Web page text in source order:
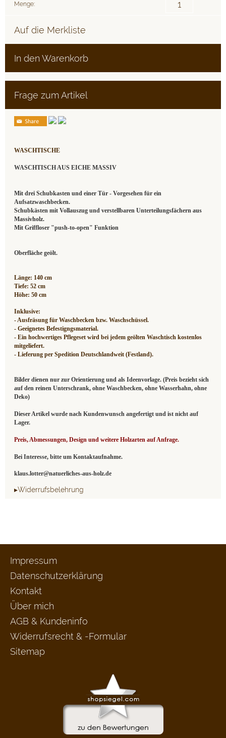
Menge:
Auf die Merkliste
In den Warenkorb
Frage zum Artikel
WASCHTISCHE
WASCHTISCH AUS EICHE MASSIV
Mit drei Schubkasten und einer Tür - Vorgesehen für ein
Aufsatzwaschbecken.
Schubkästen mit Vollauszug und verstellbaren Unterteilungsfächern aus
Massivholz.
Mit Griffloser "push-to-open" Funktion
Oberfläche geölt.
Länge: 140 cm
Tiefe: 52 cm
Höhe: 50 cm
Inklusive:
- Ausfräsung für Waschbecken bzw. Waschschüssel.
- Geeignetes Befestigngsmaterial.
- Ein hochwertiges Pflegeset wird bei jedem geölten Waschtisch kostenlos
mitgeliefert.
- Lieferung per Spedition Deutschlandweit (Festland).
Bilder dienen nur zur Orientierung und als Ideenvorlage. (Preis bezieht sich
auf den reinen Unterschrank, ohne Waschbecken, ohne Wasserhahn, ohne
Deko)
Dieser Artikel wurde nach Kundenwunsch angefertigt und ist nicht auf
Lager.
Preis, Abmessungen, Design und weitere Holzarten auf Anfrage.
Bei Interesse, bitte um Kontaktaufnahme.
klaus.lotter@natuerliches-aus-holz.de
▸Widerrufsbelehrung
Impressum
Datenschutzerklärung
Kontakt
Über mich
AGB & Kundeninfo
Widerrufsrecht & -Formular
Sitemap